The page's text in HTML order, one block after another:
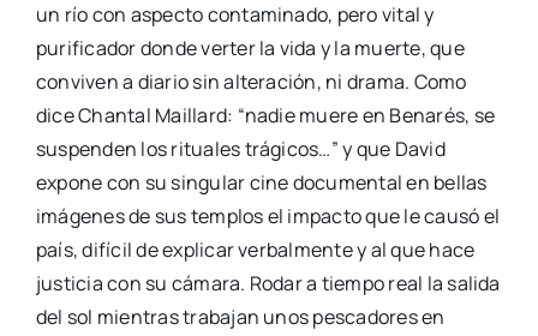
un río con aspecto contaminado, pero vital y
purificador donde verter la vida y la muerte, que
conviven a diario sin alteración, ni drama. Como
dice Chantal Maillard: “nadie muere en Benarés, se
suspenden los rituales trágicos…” y que David
expone con su singular cine documental en bellas
imágenes de sus templos el impacto que le causó el
país, difícil de explicar verbalmente y al que hace
justicia con su cámara. Rodar a tiempo real la salida
del sol mientras trabajan unos pescadores en